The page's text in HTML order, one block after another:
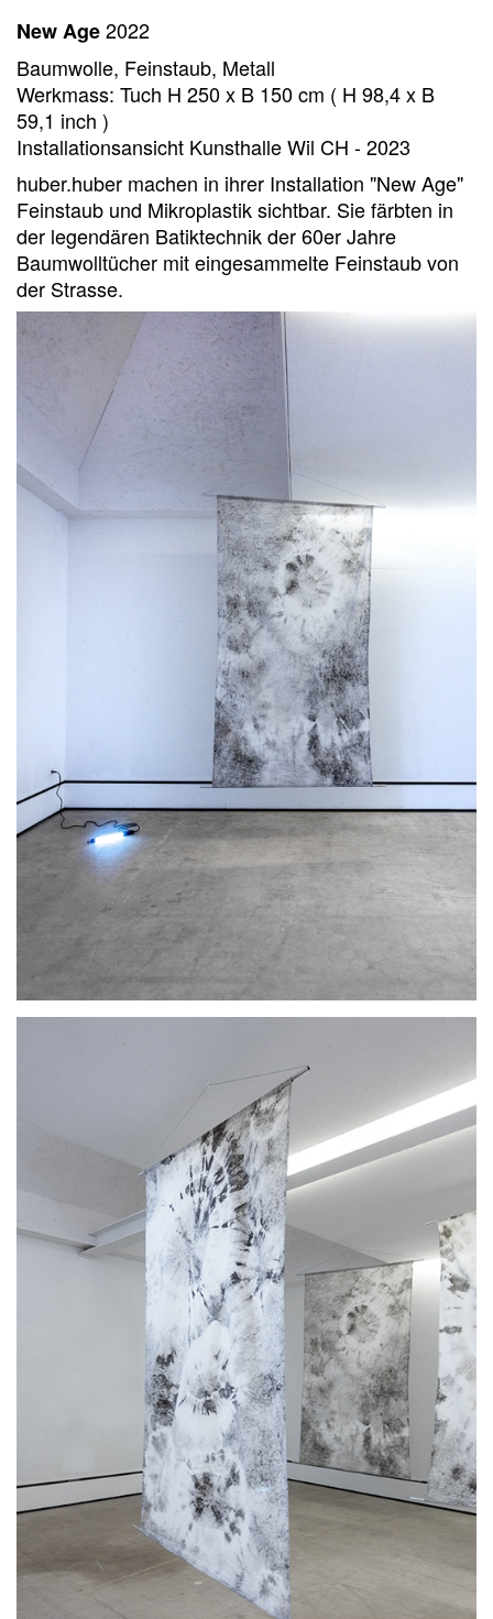
New Age2022
Baumwolle, Feinstaub, Metall
Werkmass: Tuch H 250 x B 150 cm ( H 98,4 x B
59,1 inch )
Installationsansicht Kunsthalle Wil CH - 2023
huber.huber machen in ihrer Installation "New Age"
Feinstaub und Mikroplastik sichtbar. Sie färbten in
der legendären Batiktechnik der 60er Jahre
Baumwolltücher mit eingesammelte Feinstaub von
der Strasse.